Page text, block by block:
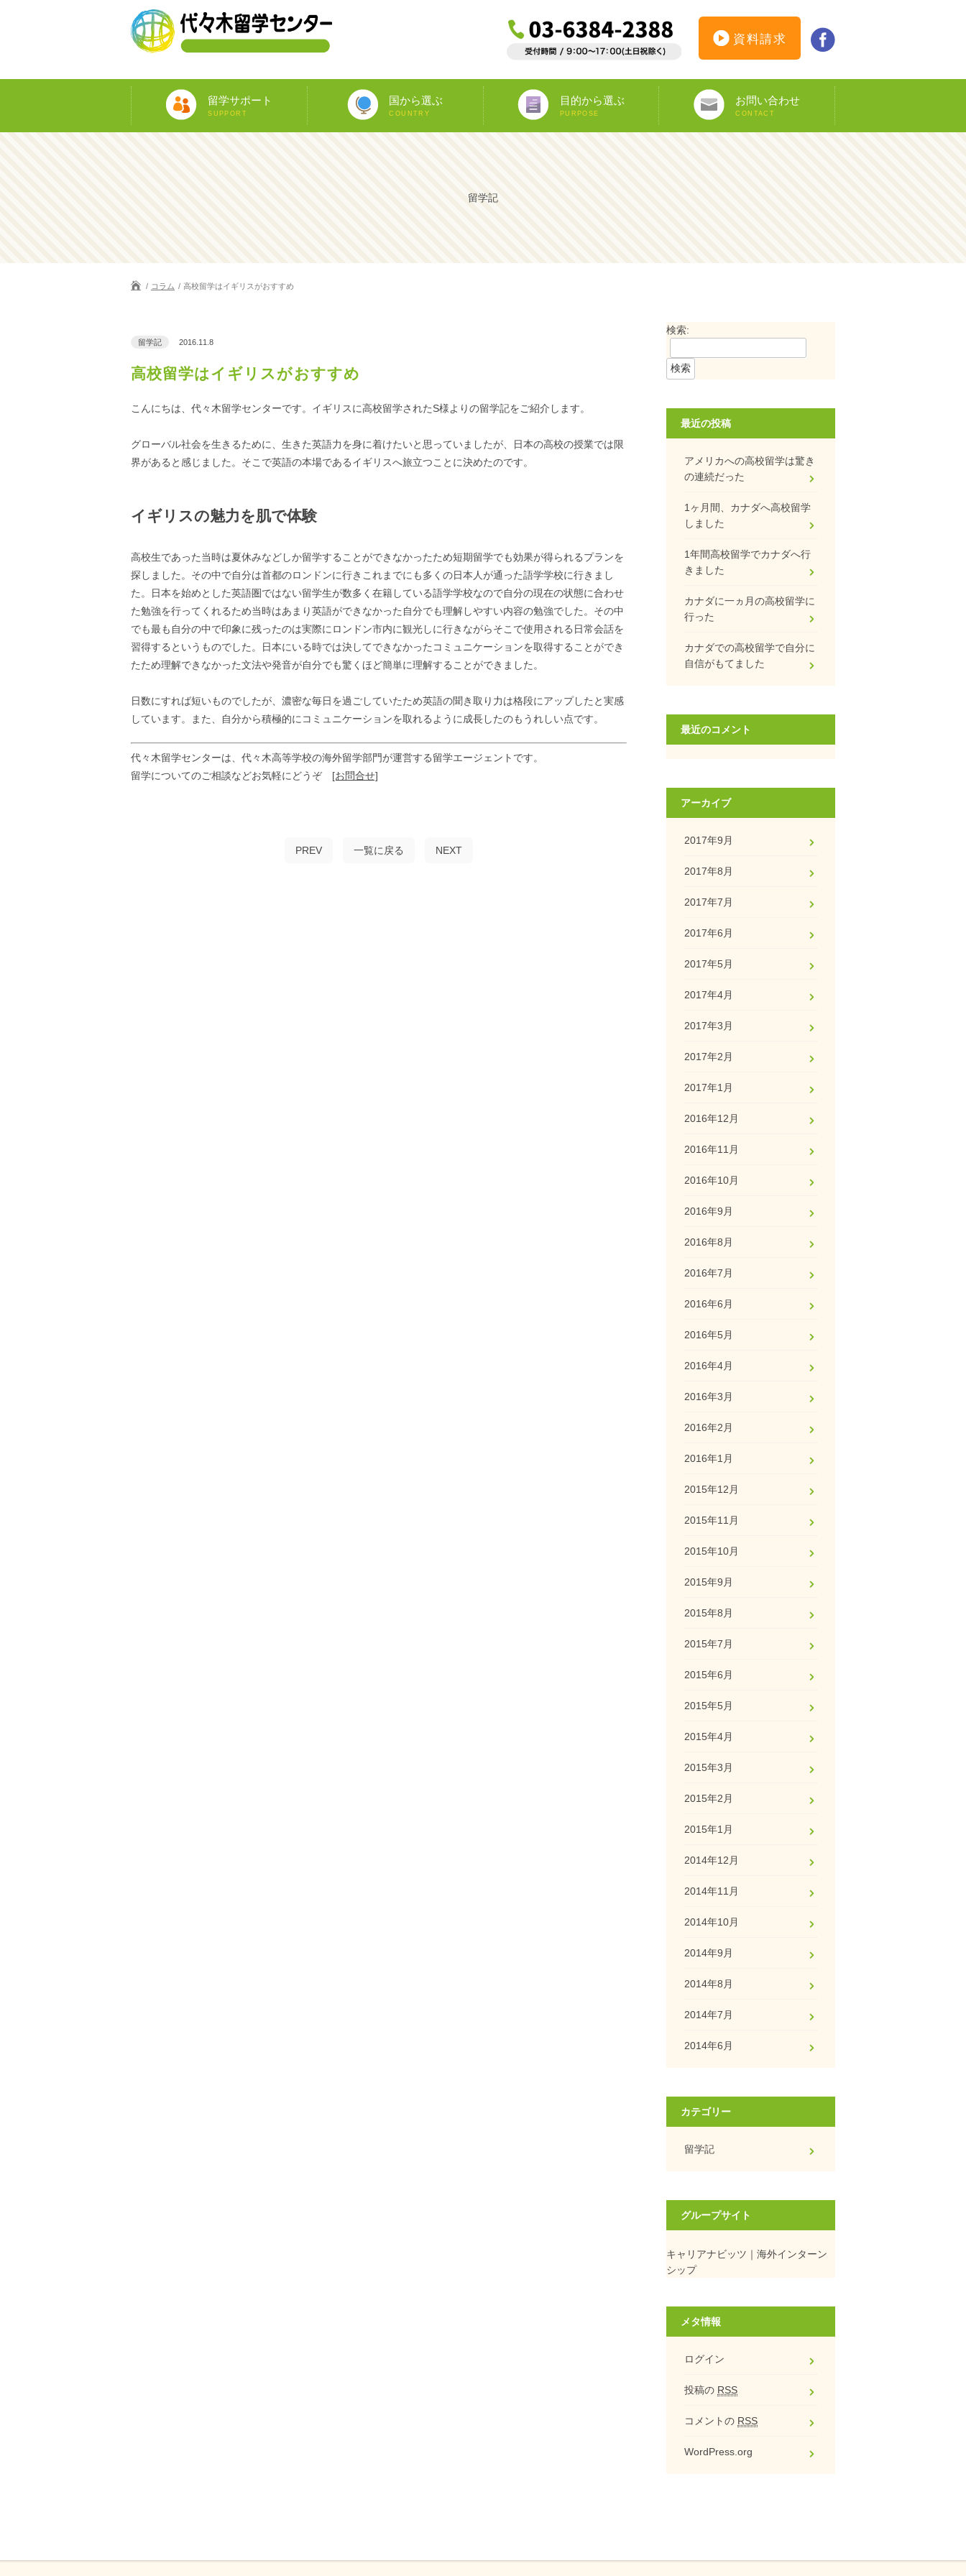
資料請求
留学サポート
SUPPORT
国から選ぶ
COUNTRY
アメリカ
カナダ
オーストラリア
ニュージーランド
イギリス
アイルランド
マルタ
イタリア
スペイン
フランス
ドイツ
南アフリカ
目的から選ぶ
PURPOSE
語学留学
教師宅ホームステイ
中学/高校正規留学
大学正規留学
専門留学
語学プラスα
海外ボランティア
海外インターンシップ
オペア
ワーキングホリデー
お問い合わせ
CONTACT
カウンセリング予約
資料請求
オンライン申し込み
インターンシップ仮登録
ビザ申請サポート
DS-160
留学記
コラム 高校留学はイギリスがおすすめ
留学記 2016.11.8
高校留学はイギリスがおすすめ
こんにちは、代々木留学センターです。イギリスに高校留学されたS様よりの留学記をご紹介します。
グローバル社会を生きるために、生きた英語力を身に着けたいと思っていましたが、日本の高校の授業では限
界があると感じました。そこで英語の本場であるイギリスへ旅立つことに決めたのです。
イギリスの魅力を肌で体験
高校生であった当時は夏休みなどしか留学することができなかったため短期留学でも効果が得られるプランを
探しました。その中で自分は首都のロンドンに行きこれまでにも多くの日本人が通った語学学校に行きまし
た。日本を始めとした英語圏ではない留学生が数多く在籍している語学学校なので自分の現在の状態に合わせ
た勉強を行ってくれるため当時はあまり英語ができなかった自分でも理解しやすい内容の勉強でした。その中
でも最も自分の中で印象に残ったのは実際にロンドン市内に観光しに行きながらそこで使用される日常会話を
習得するというものでした。日本にいる時では決してできなかったコミュニケーションを取得することができ
たため理解できなかった文法や発音が自分でも驚くほど簡単に理解することができました。
日数にすれば短いものでしたが、濃密な毎日を過ごしていたため英語の聞き取り力は格段にアップしたと実感
しています。また、自分から積極的にコミュニケーションを取れるように成長したのもうれしい点です。
代々木留学センターは、代々木高等学校の海外留学部門が運営する留学エージェントです。
留学についてのご相談などお気軽にどうぞ [お問合せ]
PREV 一覧に戻る NEXT
検索:
最近の投稿
アメリカへの高校留学は驚き
の連続だった
1ヶ月間、カナダへ高校留学
しました
1年間高校留学でカナダへ行
きました
カナダに一ヵ月の高校留学に
行った
カナダでの高校留学で自分に
自信がもてました
最近のコメント
アーカイブ
2017年9月
2017年8月
2017年7月
2017年6月
2017年5月
2017年4月
2017年3月
2017年2月
2017年1月
2016年12月
2016年11月
2016年10月
2016年9月
2016年8月
2016年7月
2016年6月
2016年5月
2016年4月
2016年3月
2016年2月
2016年1月
2015年12月
2015年11月
2015年10月
2015年9月
2015年8月
2015年7月
2015年6月
2015年5月
2015年4月
2015年3月
2015年2月
2015年1月
2014年12月
2014年11月
2014年10月
2014年9月
2014年8月
2014年7月
2014年6月
カテゴリー
留学記
グループサイト
キャリアナビッツ｜海外インターン
シップ
メタ情報
ログイン
投稿の RSS
コメントの RSS
WordPress.org